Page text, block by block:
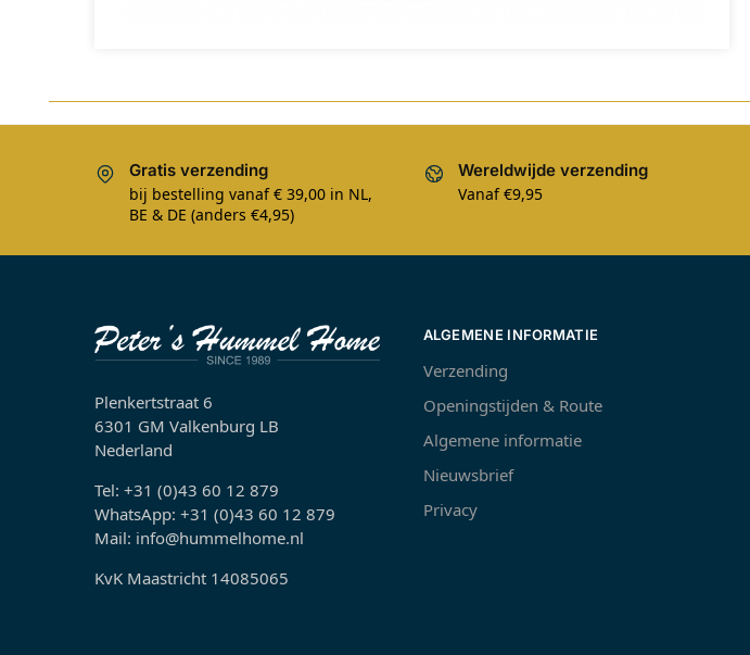
Gratis verzending
bij bestelling vanaf € 39,00 in NL,
BE & DE (anders €4,95)
Wereldwijde verzending
Vanaf €9,95
Plenkertstraat 6
6301 GM Valkenburg LB
Nederland
Tel: +31 (0)43 60 12 879
WhatsApp: +31 (0)43 60 12 879
Mail: info@hummelhome.nl
KvK Maastricht 14085065
ALGEMENE INFORMATIE
Verzending
Openingstijden & Route
Algemene informatie
Nieuwsbrief
Privacy